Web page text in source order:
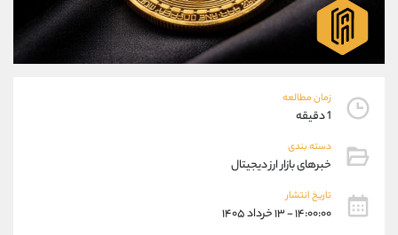
زمان مطالعه
1 دقیقه
دسته بندی
خبرهای بازار ارز دیجیتال
تاریخ انتشار
۱۴:۰۰:۰۰ - ۱۳ خرداد ۱۴۰۵
09927779040
واتساپ شروع گفتگو
تلگرام @Armteam_admin_por
پشتیبان فروش
موبایل
واتساپ
تلگرام
داخلی